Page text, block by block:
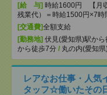
[給 与] 時給1600円 【月
残業代）＝時給1500円×7
[交通費]全額支給
[勤務地] 伏見(愛知県)駅か
から徒歩7分 / 丸の内(愛知
レアなお仕事・人気
タッフ☆働いたその